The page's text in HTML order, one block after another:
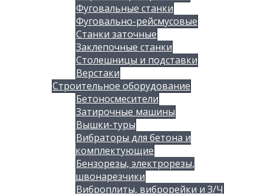
Фуговальные станки
Фуговально-рейсмусовые
Станки заточные
Заклепочные станки
Столешницы и подставки
Верстаки
Строительное оборудование
Бетоносмесители
Затирочные машины
Вышки-туры
Вибраторы для бетона и
комплектующие
Бензорезы, электрорезы,
швонарезчики
Виброплиты, виброрейки и З/Ч